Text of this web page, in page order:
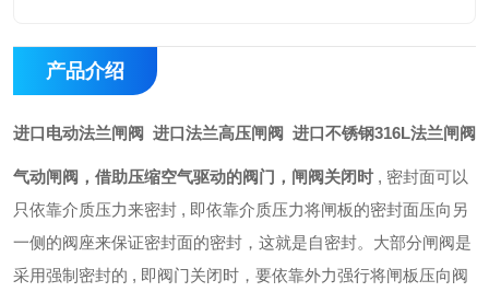
产品介绍
进口电动法兰闸阀 进口法兰高压闸阀 进口不锈钢316L法兰闸阀
气动闸阀，借助压缩空气驱动的阀门，闸阀关闭时 , 密封面可以
只依靠介质压力来密封 , 即依靠介质压力将闸板的密封面压向另
一侧的阀座来保证密封面的密封，这就是自密封。大部分闸阀是
采用强制密封的 , 即阀门关闭时，要依靠外力强行将闸板压向阀